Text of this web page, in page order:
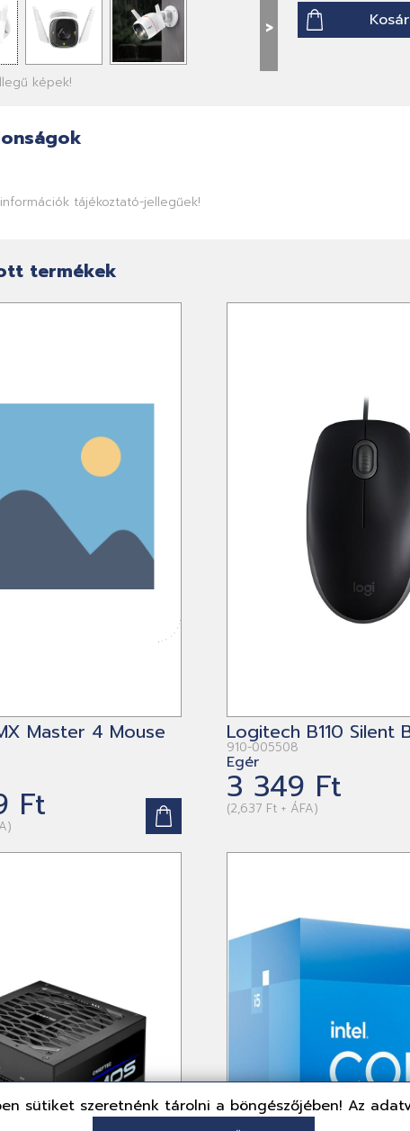
sütiket szeretnénk tárolni a böngészőjében! Az
>
képek!
tájékoztató-jellegűek!
termékek
Master 4 Mouse
Ft
Logitech B110 Silent
910-005508
Egér
3 349 Ft
(2,637 Ft + ÁFA)